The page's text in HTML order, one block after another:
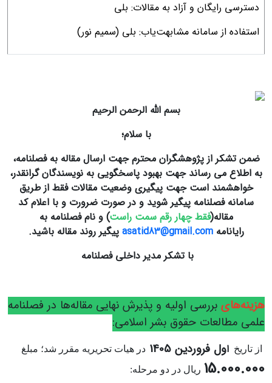
دسترسی رایگان و آزاد به مقالات: بلی
استفاده از سامانه مشابهت‌یاب: بلی (سمیم نور)
بسم الله الرحمن الرحیم
با سلام؛
ضمن تشکر از پژوهشگران محترم جهت ارسال مقاله به فصلنامه،
به اطلاع می رساند جهت بهبود پاسخگویی به نویسندگان گرانقدر،
خواهشمند است جهت پیگیری وضعیت مقالات فقط از طریق
سامانه فصلنامه پیگیر شوید و در صورت ضرورت و با اعلام کد
مقاله(فقط چهار رقم سمت راست) و نام فصلنامه به
رایانامهasatid83@gmail.com پیگیر روند مقاله باشید.
با تشکر مدیر داخلی فصلنامه
هزینههای بررسی اولیه و پذیرش نهایی مقاله‌ها در فصلنامه
علمی مطالعات حقوق بشر اسلامی:
از تاریخ اول فروردین 1405 در هیات تحریریه مقرر شد؛ مبلغ
15.000.000 ریال در دو مرحله: